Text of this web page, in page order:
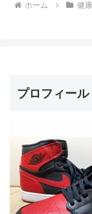
ホーム 健康
プロフィール